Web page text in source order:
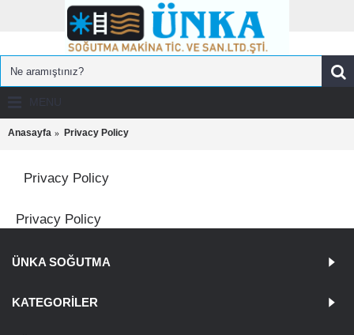
Anasayfa Privacy Policy
Privacy Policy
Privacy Policy
ÜNKA SOĞUTMA
KATEGORILER